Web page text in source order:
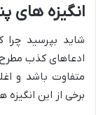
انگیزه های
شاید بپرسید چرا
ادعاهای کذب مطرح
متفاوت باشد و
برخی از این انگیزه